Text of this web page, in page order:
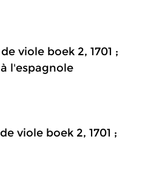
viole boek 2, 1701 ;
à l'espagnole
viole boek 2, 1701 ;